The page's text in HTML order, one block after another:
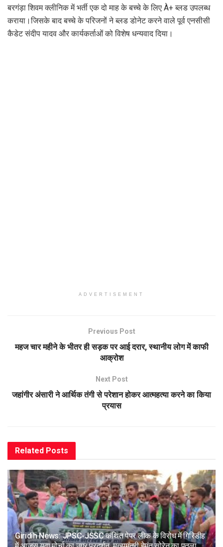
बरगंड़ा शिवम क्लीनिक में भर्ती एक दो माह के बच्चे के लिए À+ ब्लड उपलब्ध
कराया।जिसके बाद बच्चे के परिजनों ने ब्लड डोनेट करने वाले पूर्व एनसीसी
कैडेट संदीप यादव और कार्यकर्ताओं को विशेष धन्यवाद दिया।
ADVERTISEMENT
Previous Post
महज चार महीने के भीतर ही सड़क पर आई दरार, स्थानीय लोग में काफी
आक्रोश
Next Post
जहांगीर अंसारी ने आर्थिक तंगी से परेशान होकर आत्महत्या करने का किया
प्रयास
Related Posts
Giridih News: JPSC-JSSC कथित पेपर लीक के विरोध में गिरिडीह